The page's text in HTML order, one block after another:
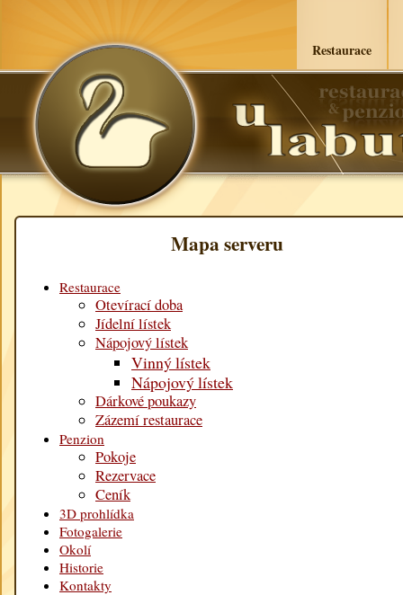
Restaurace
Mapa serveru
Restaurace
Otevírací doba
Jídelní lístek
Nápojový lístek
Vinný lístek
Nápojový lístek
Dárkové poukazy
Zázemí restaurace
Penzion
Pokoje
Rezervace
Ceník
3D prohlídka
Fotogalerie
Okolí
Historie
Kontakty